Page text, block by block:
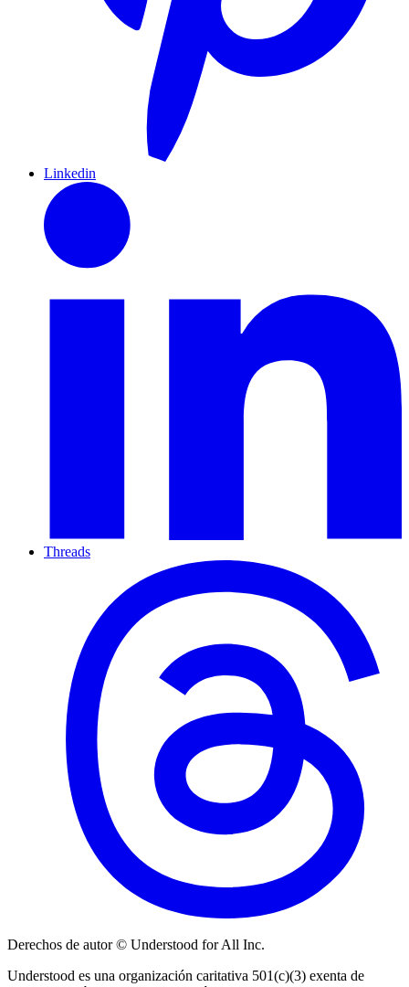
Linkedin
Threads
Derechos de autor © Understood for All Inc.
Understood es una organización caritativa 501(c)(3) exenta de